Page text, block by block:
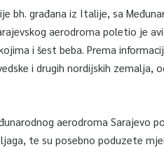
bh. građana iz Italije, sa
aerodroma poletio je
i šest beba. Prema
i drugih nordijskih zemalja,
aerodroma Sarajevo
te su posebno poduzete